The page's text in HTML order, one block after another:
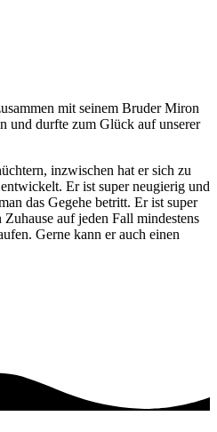
mit seinem Bruder Miron
und durfte zum Glück auf unserer
inzwischen hat er sich zu
Er ist super neugierig und
das Gegehe betritt. Er ist super
auf jeden Fall mindestens
Gerne kann er auch einen